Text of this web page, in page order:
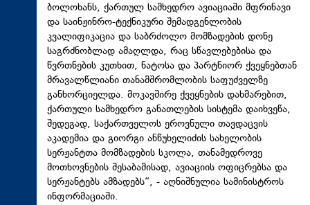
ბოლოხანს, ქართულ სამხედრო ავიაციაში მფრინავი
და საინჟინრო-ტექნიკური შემადგენლობის
კვალიფიკაცია და საბრძოლო მომზადების დონე
საგრძნობლად ამაღლდა, რაც სწავლებებისა და
წვრთნების კუთხით, ნატოსა და პარტნიორ ქვეყნებთან
მრავალწლიანი თანამშრომლობის საფუძველზე
განხორციელდა. მოკავშირე ქვეყნების დახმარებით,
ქართული სამხედრო განათლების სისტემა დაიხვეწა,
შედეგად, საქართველოს ეროვნული თავდაცვის
აკადემია და გიორგი ანწუხელიძის სახელობის
სერჟანტთა მომზადების სკოლა, თანამედროვე
მოთხოვნების შესაბამისად, ავიაციის ოფიცრებსა და
სერჟანტებს ამზადებს“, - აღნიშნულია სამინისტროს
ინფორმაციაში.